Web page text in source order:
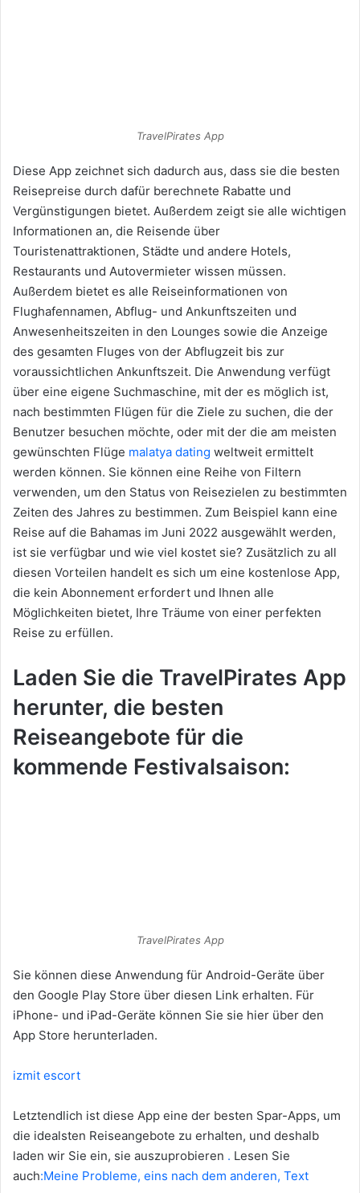
TravelPirates App
Diese App zeichnet sich dadurch aus, dass sie die besten
Reisepreise durch dafür berechnete Rabatte und
Vergünstigungen bietet. Außerdem zeigt sie alle wichtigen
Informationen an, die Reisende über
Touristenattraktionen, Städte und andere Hotels,
Restaurants und Autovermieter wissen müssen.
Außerdem bietet es alle Reiseinformationen von
Flughafennamen, Abflug- und Ankunftszeiten und
Anwesenheitszeiten in den Lounges sowie die Anzeige
des gesamten Fluges von der Abflugzeit bis zur
voraussichtlichen Ankunftszeit. Die Anwendung verfügt
über eine eigene Suchmaschine, mit der es möglich ist,
nach bestimmten Flügen für die Ziele zu suchen, die der
Benutzer besuchen möchte, oder mit der die am meisten
gewünschten Flüge malatya dating weltweit ermittelt
werden können. Sie können eine Reihe von Filtern
verwenden, um den Status von Reisezielen zu bestimmten
Zeiten des Jahres zu bestimmen. Zum Beispiel kann eine
Reise auf die Bahamas im Juni 2022 ausgewählt werden,
ist sie verfügbar und wie viel kostet sie? Zusätzlich zu all
diesen Vorteilen handelt es sich um eine kostenlose App,
die kein Abonnement erfordert und Ihnen alle
Möglichkeiten bietet, Ihre Träume von einer perfekten
Reise zu erfüllen.
Laden Sie die TravelPirates App
herunter, die besten
Reiseangebote für die
kommende Festivalsaison:
TravelPirates App
Sie können diese Anwendung für Android-Geräte über
den Google Play Store über diesen Link erhalten. Für
iPhone- und iPad-Geräte können Sie sie hier über den
App Store herunterladen.
izmit escort
Letztendlich ist diese App eine der besten Spar-Apps, um
die idealsten Reiseangebote zu erhalten, und deshalb
laden wir Sie ein, sie auszuprobieren . Lesen Sie
auch:Meine Probleme, eins nach dem anderen, Text